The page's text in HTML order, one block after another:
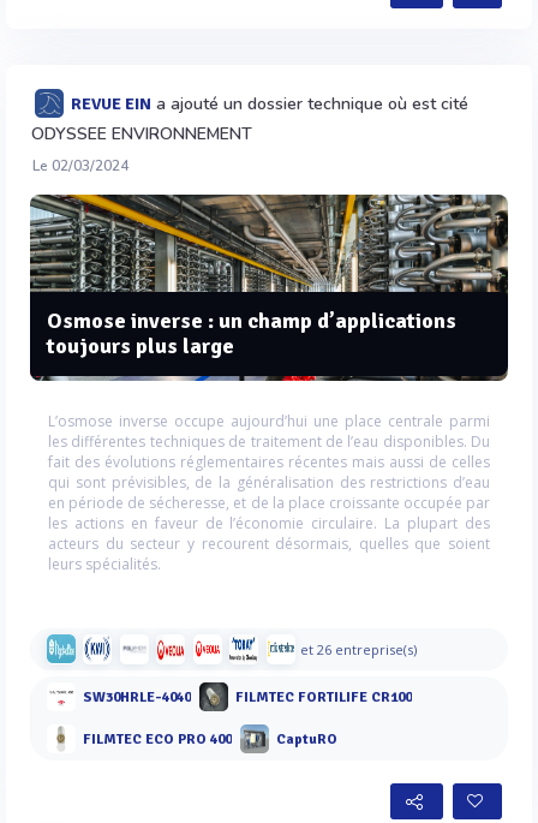
REVUE EIN a ajouté un dossier technique où est cité
ODYSSEE ENVIRONNEMENT
Le 02/03/2024
Osmose inverse : un champ d’applications
toujours plus large
L’osmose inverse occupe aujourd’hui une place centrale parmi
les différentes techniques de traitement de l’eau disponibles. Du
fait des évolutions réglementaires récentes mais aussi de celles
qui sont prévisibles, de la généralisation des restrictions d’eau
en période de sécheresse, et de la place croissante occupée par
les actions en faveur de l’économie circulaire. La plupart des
acteurs du secteur y recourent désormais, quelles que soient
leurs spécialités.
et 26 entreprise(s)
SW30HRLE-4040 FILMTEC FORTILIFE CR100
FILMTEC ECO PRO 400 CaptuRO